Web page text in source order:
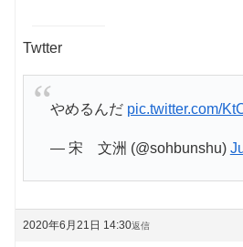
Twtter
やめるんだ pic.twitter.com/
— 宋 文洲 (@sohbunshu)
2020年6月21日 14:30返信